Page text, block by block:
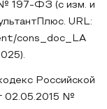
197-ФЗ (с изм. и
URL:
cons_doc_LA
Российской
02.05.2015 №